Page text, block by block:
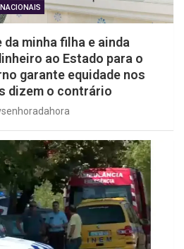
NACIONAIS
da minha filha e ainda
ao Estado para o
garante equidade nos
dizem o contrário